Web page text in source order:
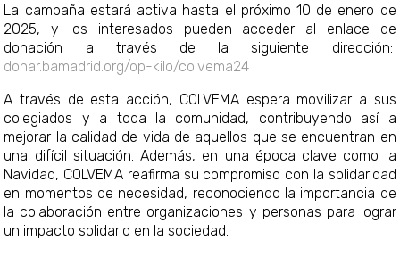
La campaña estará activa hasta el próximo 10 de enero de
2025, y los interesados pueden acceder al enlace de
donación a través de la siguiente dirección:
donar.bamadrid.org/op-kilo/colvema24
A través de esta acción, COLVEMA espera movilizar a sus
colegiados y a toda la comunidad, contribuyendo así a
mejorar la calidad de vida de aquellos que se encuentran en
una difícil situación. Además, en una época clave como la
Navidad, COLVEMA reafirma su compromiso con la solidaridad
en momentos de necesidad, reconociendo la importancia de
la colaboración entre organizaciones y personas para lograr
un impacto solidario en la sociedad.